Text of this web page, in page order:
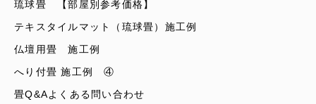
琉球畳 【部屋別参考価格】
テキスタイルマット（琉球畳）施工例
仏壇用畳 施工例
へり付畳 施工例 ④
畳Q&Aよくある問い合わせ